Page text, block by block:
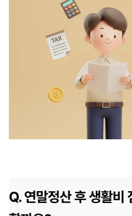
Q. 연말정산 후 생활비